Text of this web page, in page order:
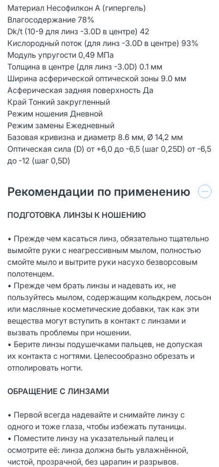
Материал Несофилкон A (гипергель)
Влагосодержание 78%
Dk/t (10-9 для линз -3.0D в центре) 42
Кислородный поток (для линз -3.0D в центре) 93%
Модуль упругости 0,49 MПa
Толщина в центре (для линз -3.0D) 0.1 мм
Ширина асферической оптической зоны 9.0 мм
Асферическая задняя поверхность Да
Край Тонкий закругленный
Режим ношения Дневной
Режим замены Ежедневный
Базовая кривизна и диаметр 8.6 мм, Ø 14,2 мм
Оптическая сила (D) от +6,0 до -6,5 (шаг 0,25D) от -6,5
до -12 (шаг 0,5D)
Рекомендации по применению
ПОДГОТОВКА ЛИНЗЫ К НОШЕНИЮ
• Прежде чем касаться линз, обязательно тщательно
вымойте руки с неагрессивным мылом, полностью
смойте мыло и вытрите руки насухо безворсовым
полотенцем.
• Прежде чем брать линзы и надевать их, не
пользуйтесь мылом, содержащим кольдкрем, лосьон
или масляные косметические добавки, так как эти
вещества могут вступить в контакт с линзами и
вызвать проблемы при ношении.
• Берите линзы подушечками пальцев, не допуская
их контакта с ногтями. Целесообразно обрезать и
отполировать ногти.
ОБРАЩЕНИЕ С ЛИНЗАМИ
• Первой всегда надевайте и снимайте линзу с
одного и тоже глаза, чтобы избежать путаницы.
• Поместите линзу на указательный палец и
осмотрите её: линза должна быть увлажнённой,
чистой, прозрачной, без царапин и разрывов.